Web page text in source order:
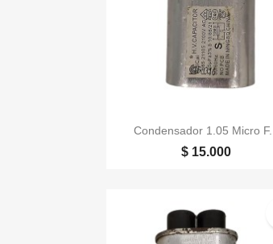
Vista rápida
Condensador 1.05 Micro F...
$ 15.000